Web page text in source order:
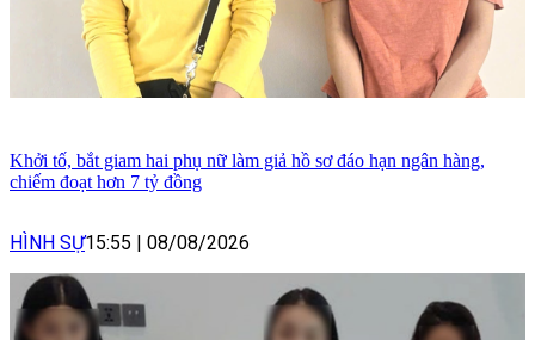
Khởi tố, bắt giam hai phụ nữ làm giả hồ sơ đáo hạn ngân hàng,
chiếm đoạt hơn 7 tỷ đồng
HÌNH SỰ15:55 | 08/08/2026